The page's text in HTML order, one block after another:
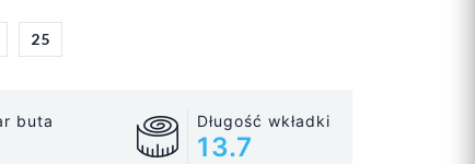
25
buta Długość wkładki
13.7